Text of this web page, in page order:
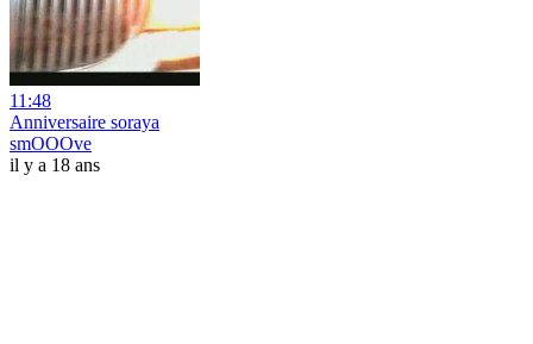
11:48
Anniversaire soraya
smOOOve
il y a 18 ans